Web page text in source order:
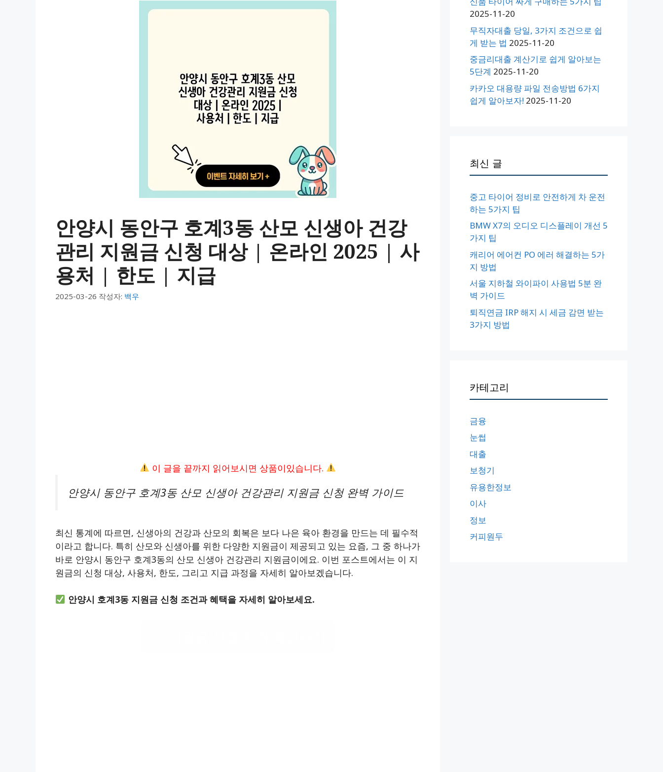
안양시 동안구 호계3동 산모 신생아 건강
관리 지원금 신청 대상 | 온라인 2025 | 사
용처 | 한도 | 지급
2025-03-26 작성자: 백우
이 글을 끝까지 읽어보시면 상품이있습니다.
안양시 동안구 호계3동 산모 신생아 건강관리 지원금 신청 완벽 가이드
최신 통계에 따르면, 신생아의 건강과 산모의 회복은 보다 나은 육아 환경을 만드는 데 필수적
이라고 합니다. 특히 산모와 신생아를 위한 다양한 지원금이 제공되고 있는 요즘, 그 중 하나가
바로 안양시 동안구 호계3동의 산모 신생아 건강관리 지원금이에요. 이번 포스트에서는 이 지
원금의 신청 대상, 사용처, 한도, 그리고 지급 과정을 자세히 알아보겠습니다.
안양시 호계3동 지원금 신청 조건과 혜택을 자세히 알아보세요.
2025-11-20
무직자대출 당일, 3가지 조건으로 쉽
게 받는 법 2025-11-20
중금리대출 계산기로 쉽게 알아보는
5단계 2025-11-20
카카오 대용량 파일 전송방법 6가지
쉽게 알아보자! 2025-11-20
최신 글
중고 타이어 정비로 안전하게 차 운전
하는 5가지 팁
BMW X7의 오디오 디스플레이 개선 5
가지 팁
캐리어 에어컨 PO 에러 해결하는 5가
지 방법
서울 지하철 와이파이 사용법 5분 완
벽 가이드
퇴직연금 IRP 해지 시 세금 감면 받는
3가지 방법
카테고리
금융
눈썹
대출
보청기
유용한정보
이사
정보
커피원두